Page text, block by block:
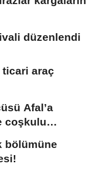
düzenlendi
araç
Afal’a
coşkulu
bölümüne